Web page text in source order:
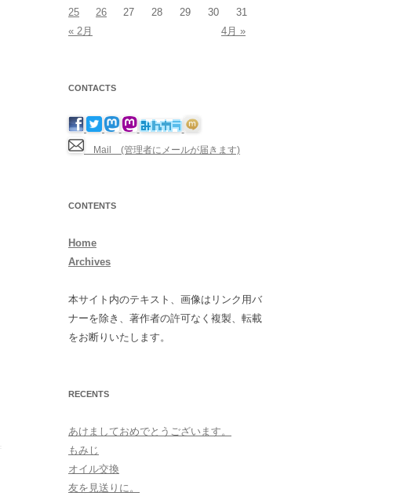
25
26 27 28 29 30
31
« 2月
4月 »
CONTACTS
Mail (管理者にメールが届きます)
CONTENTS
Home
Archives
本サイト内のテキスト、画像はリンク用バ
ナーを除き、著作者の許可なく複製、転載
をお断りいたします。
RECENTS
あけましておめでとうございます。
もみじ
オイル交換
友を見送りに。